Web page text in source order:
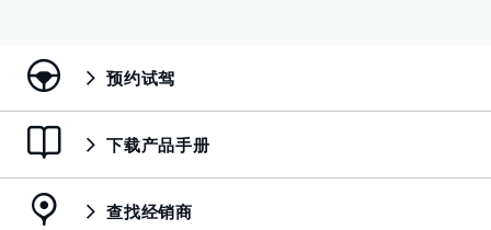
预约试驾
下载产品手册
查找经销商